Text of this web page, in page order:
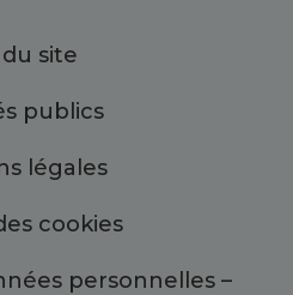
site
publics
légales
cookies
personnelles –